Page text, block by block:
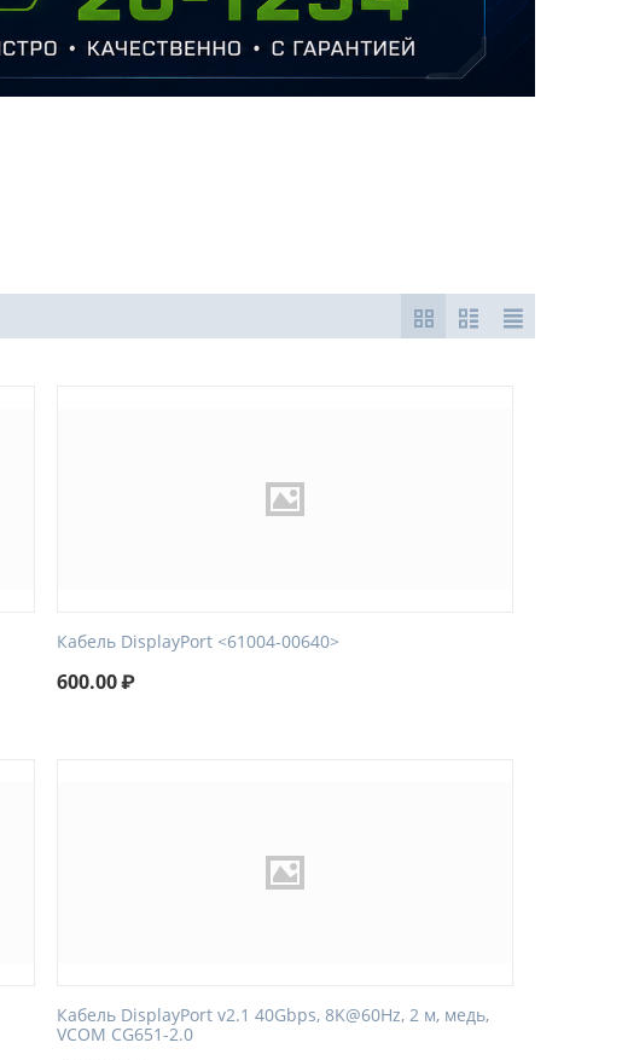
Кабель DisplayPort <61004-00640>
600.00₽
Кабель DisplayPort v2.1 40Gbps, 8K@60Hz, 2 м, медь,
VCOM CG651-2.0